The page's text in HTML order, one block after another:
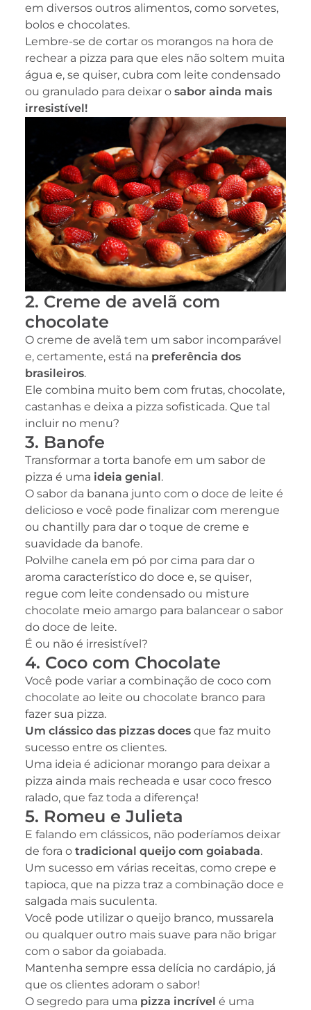
em diversos outros alimentos, como sorvetes,
bolos e chocolates.
Lembre-se de cortar os morangos na hora de
rechear a pizza para que eles não soltem muita
água e, se quiser, cubra com leite condensado
ou granulado para deixar o sabor ainda mais
irresistível!
2. Creme de avelã com
chocolate
O creme de avelã tem um sabor incomparável
e, certamente, está na preferência dos
brasileiros.
Ele combina muito bem com frutas, chocolate,
castanhas e deixa a pizza sofisticada. Que tal
incluir no menu?
3. Banofe
Transformar a torta banofe em um sabor de
pizza é uma ideia genial.
O sabor da banana junto com o doce de leite é
delicioso e você pode finalizar com merengue
ou chantilly para dar o toque de creme e
suavidade da banofe.
Polvilhe canela em pó por cima para dar o
aroma característico do doce e, se quiser,
regue com leite condensado ou misture
chocolate meio amargo para balancear o sabor
do doce de leite.
É ou não é irresistível?
4. Coco com Chocolate
Você pode variar a combinação de coco com
chocolate ao leite ou chocolate branco para
fazer sua pizza.
Um clássico das pizzas doces que faz muito
sucesso entre os clientes.
Uma ideia é adicionar morango para deixar a
pizza ainda mais recheada e usar coco fresco
ralado, que faz toda a diferença!
5. Romeu e Julieta
E falando em clássicos, não poderíamos deixar
de fora o tradicional queijo com goiabada.
Um sucesso em várias receitas, como crepe e
tapioca, que na pizza traz a combinação doce e
salgada mais suculenta.
Você pode utilizar o queijo branco, mussarela
ou qualquer outro mais suave para não brigar
com o sabor da goiabada.
Mantenha sempre essa delícia no cardápio, já
que os clientes adoram o sabor!
O segredo para uma pizza incrível é uma